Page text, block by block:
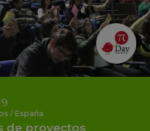
/ España
de proyectos